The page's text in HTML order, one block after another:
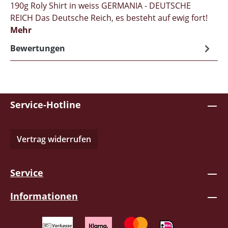
190g Roly Shirt in weiss GERMANIA - DEUTSCHE
REICH Das Deutsche Reich, es besteht auf ewig fort!
Mehr
Bewertungen
Service-Hotline
Vertrag widerrufen
Service
Informationen